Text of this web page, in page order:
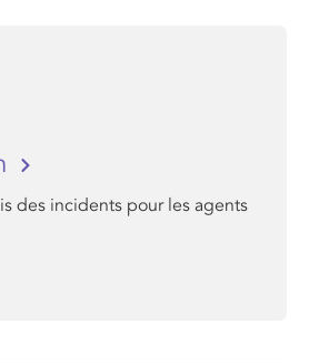
des incidents pour les agents